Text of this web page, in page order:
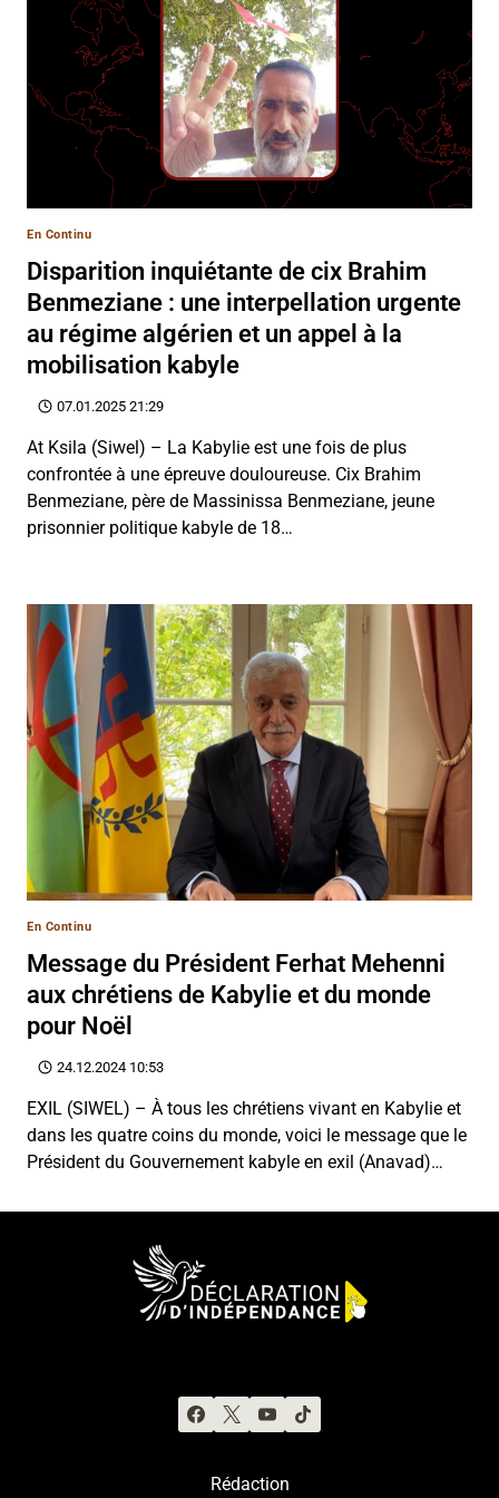
En Continu
Disparition inquiétante de cix Brahim
Benmeziane : une interpellation urgente
au régime algérien et un appel à la
mobilisation kabyle
07.01.2025 21:29
At Ksila (Siwel) – La Kabylie est une fois de plus
confrontée à une épreuve douloureuse. Cix Brahim
Benmeziane, père de Massinissa Benmeziane, jeune
prisonnier politique kabyle de 18…
En Continu
Message du Président Ferhat Mehenni
aux chrétiens de Kabylie et du monde
pour Noël
24.12.2024 10:53
EXIL (SIWEL) – À tous les chrétiens vivant en Kabylie et
dans les quatre coins du monde, voici le message que le
Président du Gouvernement kabyle en exil (Anavad)…
Rédaction